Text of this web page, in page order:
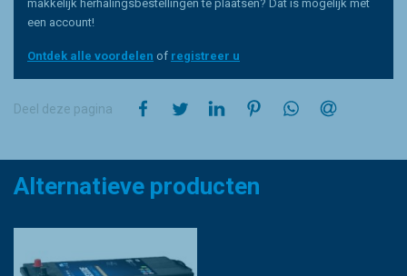
makkelijk herhalingsbestellingen te plaatsen? Dat is mogelijk met
een account!
Ontdek alle voordelen of registreer u
Deel deze pagina op Facebookop Twitterop LinkedInop Pinterestop WhatsApp
Alternatieve producten